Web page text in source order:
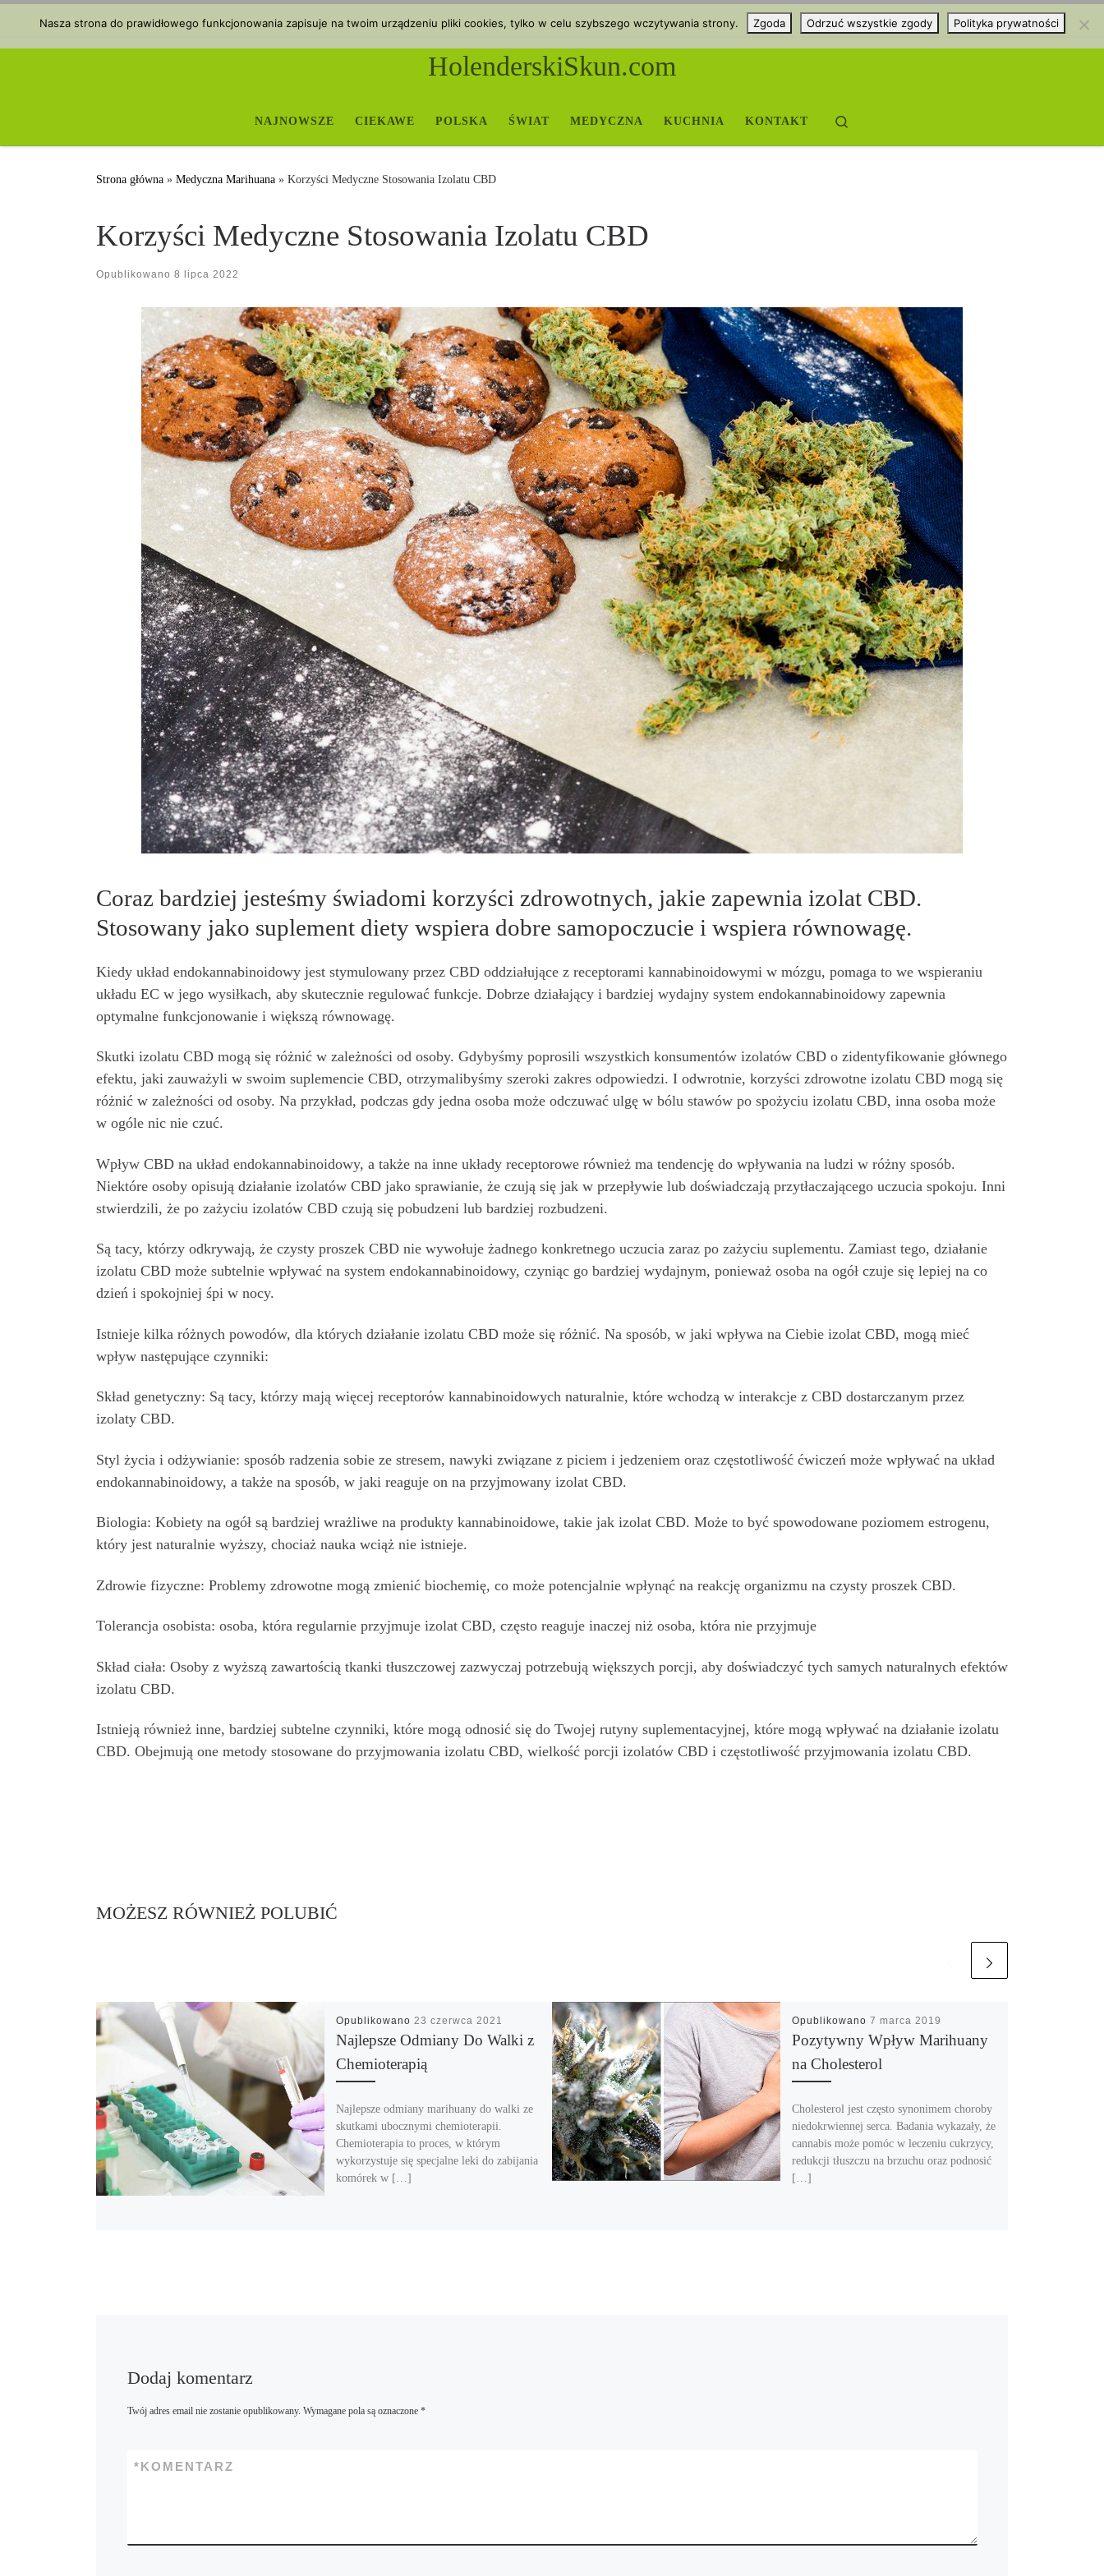
Przejdź do treści
HolenderskiSkun.com
NAJNOWSZE CIEKAWE POLSKA ŚWIAT MEDYCZNA KUCHNIA KONTAKT
Strona główna » Medyczna Marihuana » Korzyści Medyczne Stosowania Izolatu CBD
Korzyści Medyczne Stosowania Izolatu CBD
Opublikowano 8 lipca 2022
Coraz bardziej jesteśmy świadomi korzyści zdrowotnych, jakie zapewnia izolat CBD.
Stosowany jako suplement diety wspiera dobre samopoczucie i wspiera równowagę.
Kiedy układ endokannabinoidowy jest stymulowany przez CBD oddziałujące z receptorami kannabinoidowymi w mózgu, pomaga to we wspieraniu
układu EC w jego wysiłkach, aby skutecznie regulować funkcje. Dobrze działający i bardziej wydajny system endokannabinoidowy zapewnia
optymalne funkcjonowanie i większą równowagę.
Skutki izolatu CBD mogą się różnić w zależności od osoby. Gdybyśmy poprosili wszystkich konsumentów izolatów CBD o zidentyfikowanie głównego
efektu, jaki zauważyli w swoim suplemencie CBD, otrzymalibyśmy szeroki zakres odpowiedzi. I odwrotnie, korzyści zdrowotne izolatu CBD mogą się
różnić w zależności od osoby. Na przykład, podczas gdy jedna osoba może odczuwać ulgę w bólu stawów po spożyciu izolatu CBD, inna osoba może
w ogóle nic nie czuć.
Wpływ CBD na układ endokannabinoidowy, a także na inne układy receptorowe również ma tendencję do wpływania na ludzi w różny sposób.
Niektóre osoby opisują działanie izolatów CBD jako sprawianie, że czują się jak w przepływie lub doświadczają przytłaczającego uczucia spokoju. Inni
stwierdzili, że po zażyciu izolatów CBD czują się pobudzeni lub bardziej rozbudzeni.
Są tacy, którzy odkrywają, że czysty proszek CBD nie wywołuje żadnego konkretnego uczucia zaraz po zażyciu suplementu. Zamiast tego, działanie
izolatu CBD może subtelnie wpływać na system endokannabinoidowy, czyniąc go bardziej wydajnym, ponieważ osoba na ogół czuje się lepiej na co
dzień i spokojniej śpi w nocy.
Istnieje kilka różnych powodów, dla których działanie izolatu CBD może się różnić. Na sposób, w jaki wpływa na Ciebie izolat CBD, mogą mieć
wpływ następujące czynniki:
Skład genetyczny: Są tacy, którzy mają więcej receptorów kannabinoidowych naturalnie, które wchodzą w interakcje z CBD dostarczanym przez
izolaty CBD.
Styl życia i odżywianie: sposób radzenia sobie ze stresem, nawyki związane z piciem i jedzeniem oraz częstotliwość ćwiczeń może wpływać na układ
endokannabinoidowy, a także na sposób, w jaki reaguje on na przyjmowany izolat CBD.
Biologia: Kobiety na ogół są bardziej wrażliwe na produkty kannabinoidowe, takie jak izolat CBD. Może to być spowodowane poziomem estrogenu,
który jest naturalnie wyższy, chociaż nauka wciąż nie istnieje.
Zdrowie fizyczne: Problemy zdrowotne mogą zmienić biochemię, co może potencjalnie wpłynąć na reakcję organizmu na czysty proszek CBD.
Tolerancja osobista: osoba, która regularnie przyjmuje izolat CBD, często reaguje inaczej niż osoba, która nie przyjmuje
Skład ciała: Osoby z wyższą zawartością tkanki tłuszczowej zazwyczaj potrzebują większych porcji, aby doświadczyć tych samych naturalnych efektów
izolatu CBD.
Istnieją również inne, bardziej subtelne czynniki, które mogą odnosić się do Twojej rutyny suplementacyjnej, które mogą wpływać na działanie izolatu
CBD. Obejmują one metody stosowane do przyjmowania izolatu CBD, wielkość porcji izolatów CBD i częstotliwość przyjmowania izolatu CBD.
MOŻESZ RÓWNIEŻ POLUBIĆ
Opublikowano 23 czerwca 2021
Najlepsze Odmiany Do Walki z
Chemioterapią
Najlepsze odmiany marihuany do walki ze
skutkami ubocznymi chemioterapii.
Chemioterapia to proces, w którym
wykorzystuje się specjalne leki do zabijania
komórek w […]
Opublikowano 7 marca 2019
Pozytywny Wpływ Marihuany
na Cholesterol
Cholesterol jest często synonimem choroby
niedokrwiennej serca. Badania wykazały, że
cannabis może pomóc w leczeniu cukrzycy,
redukcji tłuszczu na brzuchu oraz podnosić
[…]
Dodaj komentarz
Twój adres email nie zostanie opublikowany. Wymagane pola są oznaczone *
KOMENTARZ
*
Nasza strona do prawidłowego funkcjonowania zapisuje na twoim urządzeniu pliki cookies, tylko w celu szybszego wczytywania strony. Zgoda Odrzuć wszystkie zgody Polityka prywatności